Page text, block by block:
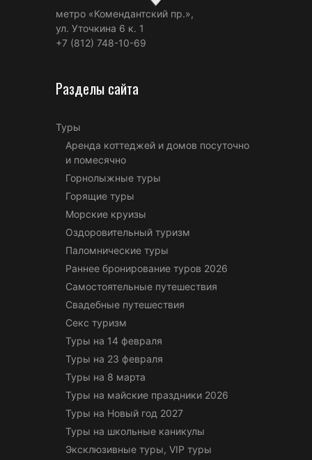
метро «Комендантский пр.»,
ул. Уточкина 6 к. 1
+7 (812) 748-10-69
Разделы сайта
Туры
Аренда коттеджей и домов посуточно
и помесячно
Горнолыжные туры
Горящие туры
Морские круизы
Оздоровительный туризм
Паломнические туры
Раннее бронирование туров 2026
Самостоятельные путешествия
Свадебные путешествия
Секс туризм
Туры на 14 февраля
Туры на 23 февраля
Туры на 8 марта
Туры на майские праздники 2026
Туры на Новый год 2027
Туры на школьные каникулы
Эксклюзивные туры, VIP туры